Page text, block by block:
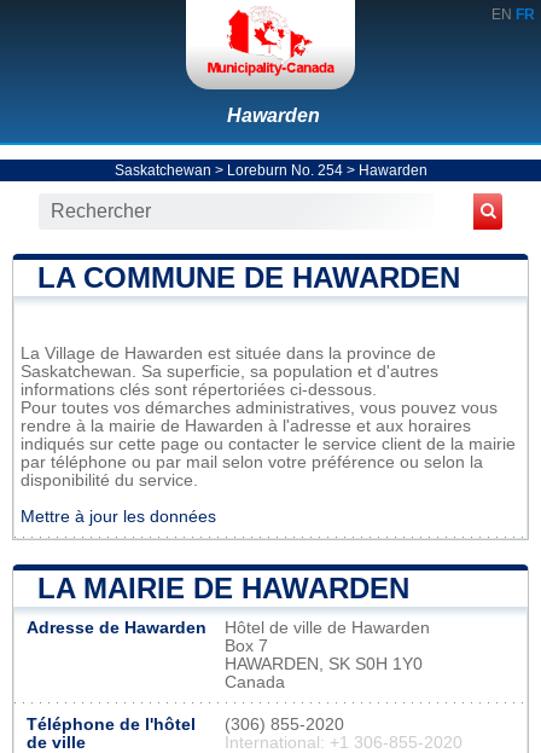
EN FR
Hawarden
Saskatchewan > Loreburn No. 254> Hawarden
LA COMMUNE DE HAWARDEN
La Village de Hawarden est située dans la province de
Saskatchewan. Sa superficie, sa population et d'autres
informations clés sont répertoriées ci-dessous.
Pour toutes vos démarches administratives, vous pouvez vous
rendre à la mairie de Hawarden à l'adresse et aux horaires
indiqués sur cette page ou contacter le service client de la mairie
par téléphone ou par mail selon votre préférence ou selon la
disponibilité du service.
Mettre à jour les données
LA MAIRIE DE HAWARDEN
Adresse de Hawarden
Hôtel de ville de Hawarden
Box 7
HAWARDEN, SK S0H 1Y0
Canada
Téléphone de l'hôtel
de ville
(306) 855-2020
International: +1 306-855-2020